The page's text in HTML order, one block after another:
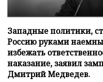
Западные политики,
Россию руками
избежать
наказание, заявил
Дмитрий Медведев.